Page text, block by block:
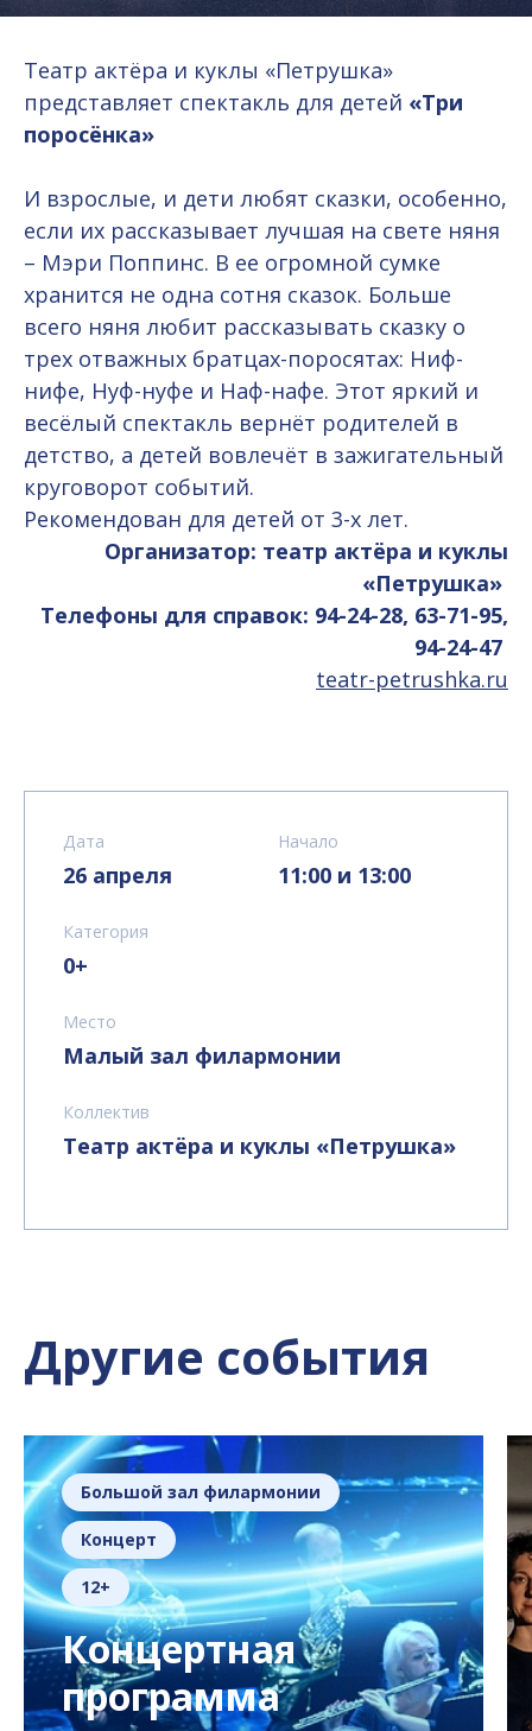
Театр актёра и куклы «Петрушка»
представляет спектакль для детей «Три
поросёнка»
И взрослые, и дети любят сказки, особенно,
если их рассказывает лучшая на свете няня
– Мэри Поппинс. В ее огромной сумке
хранится не одна сотня сказок. Больше
всего няня любит рассказывать сказку о
трех отважных братцах-поросятах: Ниф-
нифе, Нуф-нуфе и Наф-нафе. Этот яркий и
весёлый спектакль вернёт родителей в
детство, а детей вовлечёт в зажигательный
круговорот событий.
Рекомендован для детей от 3-х лет.
Организатор: театр актёра и куклы
«Петрушка»
Телефоны для справок: 94-24-28, 63-71-95,
94-24-47
teatr-petrushka.ru
Дата
26 апреля
Начало
11:00 и 13:00
Категория
0+
Место
Малый зал филармонии
Коллектив
Театр актёра и куклы «Петрушка»
Другие события
Большой зал филармонии
Концерт
12+
Концертная
программа